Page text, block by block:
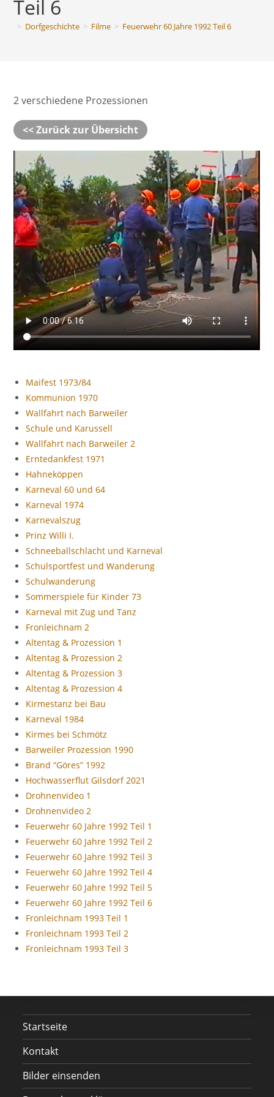
Teil 6
> Dorfgeschichte > Filme > Feuerwehr 60 Jahre 1992 Teil 6
2 verschiedene Prozessionen
<< Zurück zur Übersicht
Maifest 1973/84
Kommunion 1970
Wallfahrt nach Barweiler
Schule und Karussell
Wallfahrt nach Barweiler 2
Erntedankfest 1971
Hahneköppen
Karneval 60 und 64
Karneval 1974
Karnevalszug
Prinz Willi I.
Schneeballschlacht und Karneval
Schulsportfest und Wanderung
Schulwanderung
Sommerspiele für Kinder 73
Karneval mit Zug und Tanz
Fronleichnam 2
Altentag & Prozession 1
Altentag & Prozession 2
Altentag & Prozession 3
Altentag & Prozession 4
Kirmestanz bei Bau
Karneval 1984
Kirmes bei Schmötz
Barweiler Prozession 1990
Brand “Göres” 1992
Hochwasserflut Gilsdorf 2021
Drohnenvideo 1
Drohnenvideo 2
Feuerwehr 60 Jahre 1992 Teil 1
Feuerwehr 60 Jahre 1992 Teil 2
Feuerwehr 60 Jahre 1992 Teil 3
Feuerwehr 60 Jahre 1992 Teil 4
Feuerwehr 60 Jahre 1992 Teil 5
Feuerwehr 60 Jahre 1992 Teil 6
Fronleichnam 1993 Teil 1
Fronleichnam 1993 Teil 2
Fronleichnam 1993 Teil 3
Startseite
Kontakt
Bilder einsenden